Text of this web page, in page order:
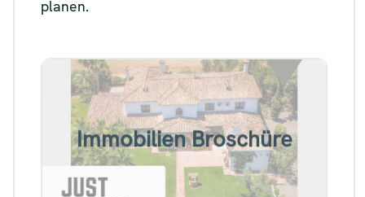
planen.
Immobilien Broschüre
Beispiel für eine
Immobilienbroschüre
Siehe